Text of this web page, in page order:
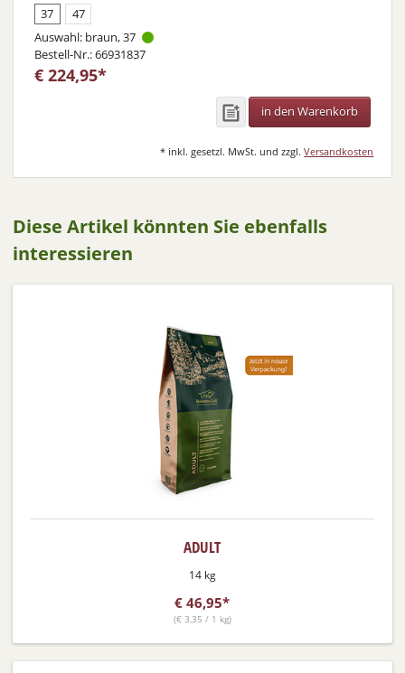
37
47
Auswahl: braun, 37
Bestell-Nr.: 66931837
€ 224,95*
in den Warenkorb
* inkl. gesetzl. MwSt. und zzgl.Versandkosten
Diese Artikel könnten Sie ebenfalls
interessieren
ADULT
14 kg
€ 46,95*
(€3,35 / 1 kg)